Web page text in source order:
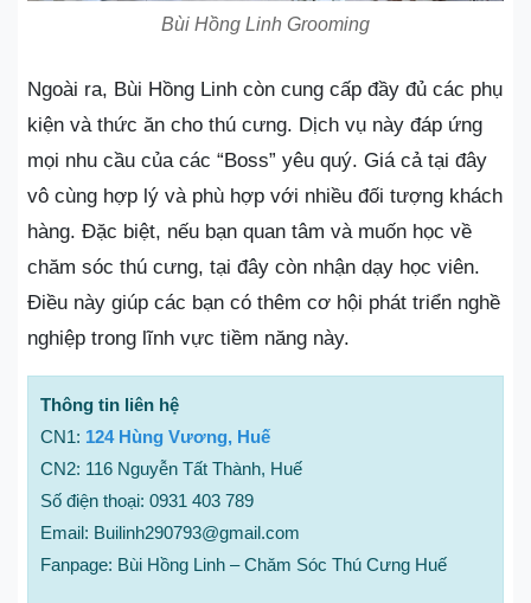
Bùi Hồng Linh Grooming
Ngoài ra, Bùi Hồng Linh còn cung cấp đầy đủ các phụ
kiện và thức ăn cho thú cưng. Dịch vụ này đáp ứng
mọi nhu cầu của các “Boss” yêu quý. Giá cả tại đây
vô cùng hợp lý và phù hợp với nhiều đối tượng khách
hàng. Đặc biệt, nếu bạn quan tâm và muốn học về
chăm sóc thú cưng, tại đây còn nhận dạy học viên.
Điều này giúp các bạn có thêm cơ hội phát triển nghề
nghiệp trong lĩnh vực tiềm năng này.
Thông tin liên hệ
CN1: 124 Hùng Vương, Huế
CN2: 116 Nguyễn Tất Thành, Huế
Số điện thoại: 0931 403 789
Email: Builinh290793@gmail.com
Fanpage: Bùi Hồng Linh – Chăm Sóc Thú Cưng Huế